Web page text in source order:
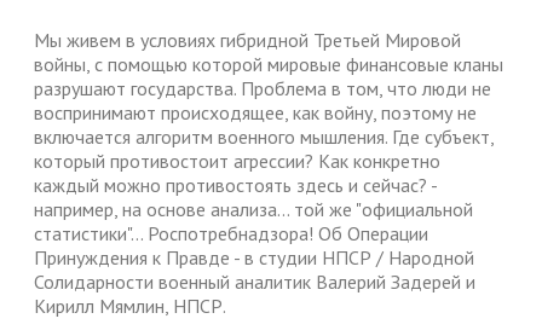
Мы живем в условиях гибридной Третьей Мировой
войны, с помощью которой мировые финансовые кланы
разрушают государства. Проблема в том, что люди не
воспринимают происходящее, как войну, поэтому не
включается алгоритм военного мышления. Где субъект,
который противостоит агрессии? Как конкретно
каждый можно противостоять здесь и сейчас? -
например, на основе анализа... той же "официальной
статистики"... Роспотребнадзора! Об Операции
Принуждения к Правде - в студии НПСР / Народной
Солидарности военный аналитик Валерий Задерей и
Кирилл Мямлин, НПСР.